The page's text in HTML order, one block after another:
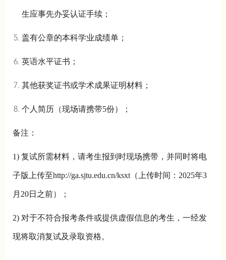
生应事先办妥认证手续；
盖有公章的本科学业成绩单；
英语水平证书；
其他获奖证书或学术成果证明材料；
个人简历（现场请携带5份）；
备注：
1) 复试所需材料，请考生报到时现场携带，并同时将电
子版上传至http://ga.sjtu.edu.cn/ksxt（上传时间：2025年3
月20日之前）；
2) 对于不符合报考条件或提供虚假信息的考生，一经发
现将取消复试及录取资格。